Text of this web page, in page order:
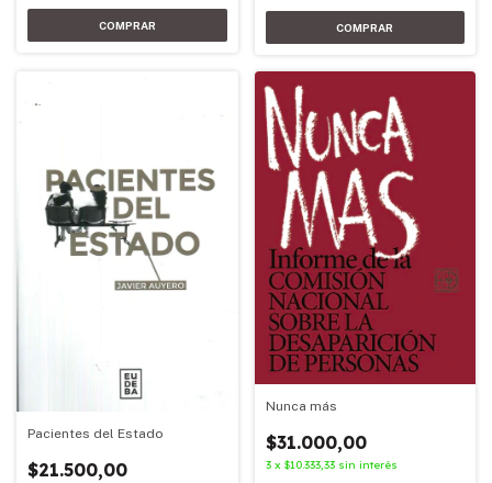
Pacientes del Estado
$21.500,00
Nunca más
$31.000,00
3 x $10.333,33 sin interés